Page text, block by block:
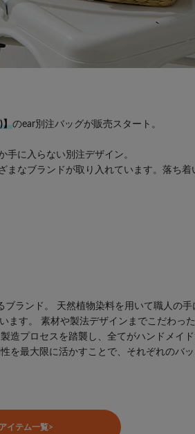
】のear別注バッグが販売スタート。
手に入らない別注デザイン。
まなブランドが取り入れています。落ち着
ランド。 天然植物染料を用いて職人の
ます。 素材や製法デザインまでこだわっ
造プロセスを踏襲し、全てがハンドメイ
を最大限に活かすことで、それぞれのバ
イテム一覧>